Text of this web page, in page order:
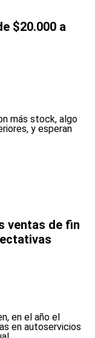
$20.000 a
ventas de fin